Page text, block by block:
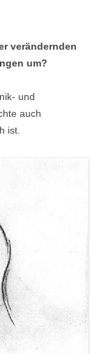
verändernden
um?
und
auch
ist.